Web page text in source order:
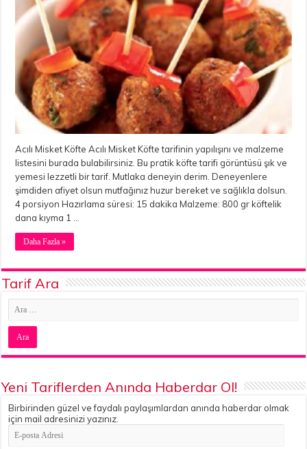
Acılı Misket Köfte Acılı Misket Köfte tarifinin yapılışını ve malzeme
listesini burada bulabilirsiniz. Bu pratik köfte tarifi görüntüsü şık ve
yemesi lezzetli bir tarif. Mutlaka deneyin derim. Deneyenlere
şimdiden afiyet olsun mutfağınız huzur bereket ve sağlıkla dolsun.
4 porsiyon Hazırlama süresi: 15 dakika Malzeme: 800 gr köftelik
dana kıyma 1 …
Daha Fazla »
Tarif Ara
Yeni Tariflerden Anında Haberdar Ol!
Birbirinden güzel ve faydalı paylaşımlardan anında haberdar olmak
için mail adresinizi yazınız.
E-
posta